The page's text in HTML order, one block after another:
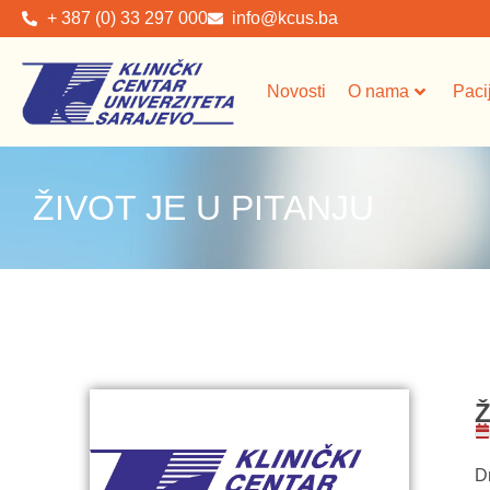
+ 387 (0) 33 297 000 info@kcus.ba
Novosti O nama
ŽIVOT JE U PITANJU